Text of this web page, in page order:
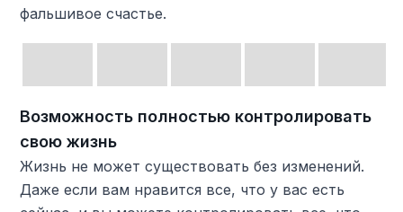
фальшивое счастье.
Возможность полностью контролировать
свою жизнь
Жизнь не может существовать без изменений.
Даже если вам нравится все, что у вас есть